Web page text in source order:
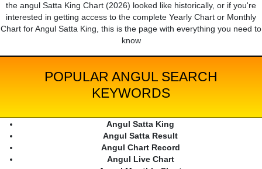
the angul Satta King Chart (2026) looked like historically, or if you're
interested in getting access to the complete Yearly Chart or Monthly
Chart for Angul Satta King, this is the page with everything you need to
know
POPULAR ANGUL SEARCH
KEYWORDS
Angul Satta King
Angul Satta Result
Angul Chart Record
Angul Live Chart